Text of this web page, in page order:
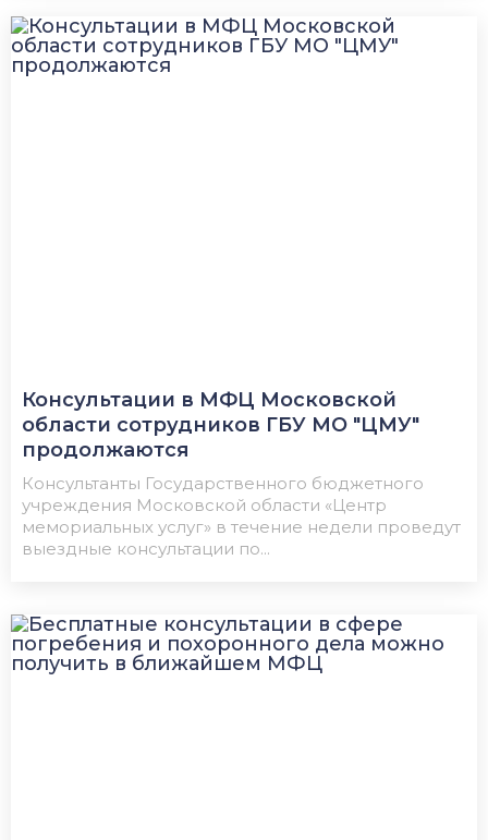
Консультации в МФЦ Московской
области сотрудников ГБУ МО "ЦМУ"
продолжаются
Консультанты Государственного бюджетного
учреждения Московской области «Центр
мемориальных услуг» в течение недели проведут
выездные консультации по...